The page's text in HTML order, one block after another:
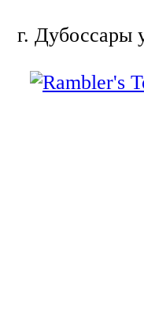
г. Дубоссары